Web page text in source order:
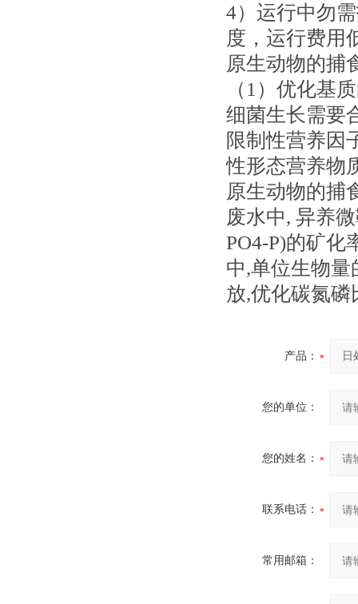
4）运行中勿
度，运行费用
原生动物的捕
（1）优化基
细菌生长需要
限制性营养因
性形态营养物
原生动物的捕
废水中, 异养
PO4-P)的矿化
中,单位生物量
放,优化碳氮
产品：
您的单位：
您的姓名：
联系电话：
常用邮箱：